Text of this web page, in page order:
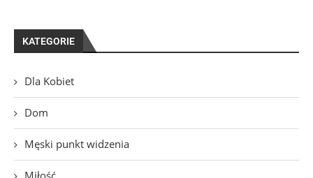
KATEGORIE
Dla Kobiet
Dom
Męski punkt widzenia